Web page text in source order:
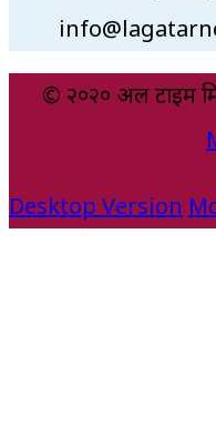
© २०२० अल टाइम
Desktop Version